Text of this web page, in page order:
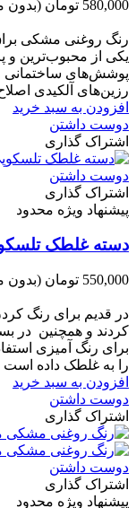
580,000 تومان
(بدون
رنگ روغنی مشکی
یکی از محبوب‌ترین و
پوشش‌های ساختمانی
رزین‌های آلکیدی
افزودن به سبد خرید
دوست داشتن
اشتراک گذاری
دوست داشتن
اشتراک گذاری
پیشنهاد ویژه محدود
دسته غلطک تلسکوپی 2
550,000 تومان (بدون
در قدیم برای رنگ
کردند و همچنین در
برای رنگ آمیزی
را به غلطک داده است
افزودن به سبد خرید
دوست داشتن
اشتراک گذاری
دوست داشتن
اشتراک گذاری
پیشنهاد ویژه محدود